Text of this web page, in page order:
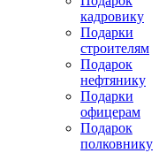
кадровику
Подарки
строителям
Подарок
нефтянику
Подарки
офицерам
Подарок
полковнику